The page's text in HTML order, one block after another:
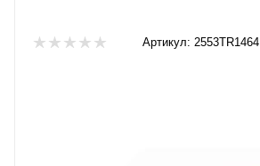
Артикул: 2553TR1464